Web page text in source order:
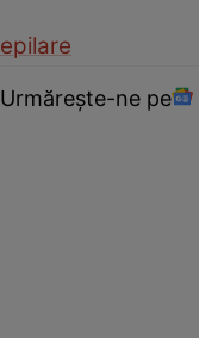
epilare
Urmărește-ne pe